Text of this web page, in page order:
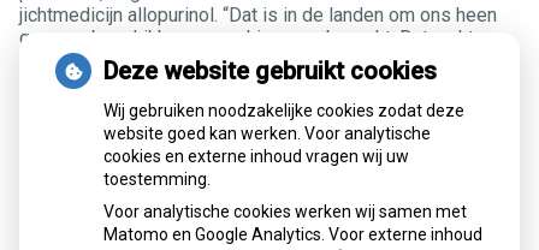
jichtmedicijn allopurinol. “Dat is in de landen om ons heen
gewoon beschikbaar, maar hier zeer beperkt. Dat raakt een
groep van 150.000 jichtpatiënten.”
De schaarste heeft een enorme impact op een grote groep
patiënten, zegt KNMP, zeker als tekorten lang aanhouden
en er voor patiënten geen alternatief geneesmiddel voor
handen is. Voorzitter Prins zegt dat er daarom snel
beslissingen moeten worden genomen. “Het duurt allemaal
Sinds 1 januari zijn handelaren en groothandels in
Deze website gebruikt cookies
Wij gebruiken noodzakelijke cookies zodat deze
website goed kan werken. Voor analytische
cookies en externe inhoud vragen wij uw
toestemming.
Voor analytische cookies werken wij samen met
Matomo en Google Analytics. Voor externe inhoud